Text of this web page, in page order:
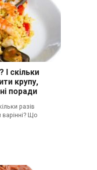
скільки
крупу,
поради
разів
Що